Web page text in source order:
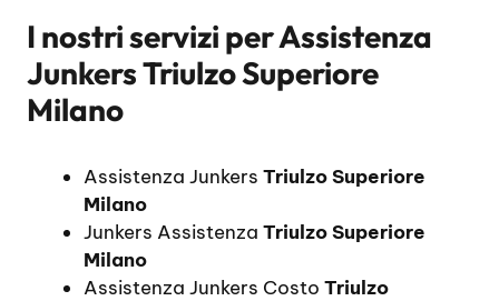
I nostri servizi perAssistenza
Junkers Triulzo Superiore
Milano
Assistenza Junkers Triulzo Superiore
Milano
Junkers Assistenza Triulzo Superiore
Milano
Assistenza Junkers Costo Triulzo